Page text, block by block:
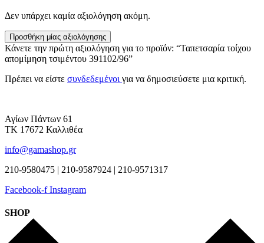
Δεν υπάρχει καμία αξιολόγηση ακόμη.
Προσθήκη μίας αξιολόγησης
Κάνετε την πρώτη αξιολόγηση για το προϊόν: “Ταπετσαρία τοίχου
απομίμηση τσιμέντου 391102/96”
Πρέπει να είστε συνδεδεμένοι για να δημοσιεύσετε μια κριτική.
Αγίων Πάντων 61
ΤΚ 17672 Καλλιθέα
info@gamashop.gr
210-9580475 | 210-9587924 | 210-9571317
Facebook-f Instagram
SHOP